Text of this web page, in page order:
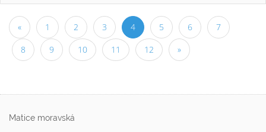
« 1 2 3 4 5 6
7
8
9 10 11 12 »
Matice moravská